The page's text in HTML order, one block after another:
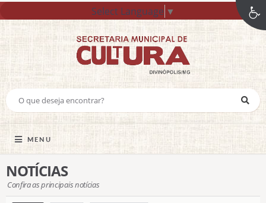
Select Language ▼
MENU
NOTÍCIAS
Confira as principais notícias